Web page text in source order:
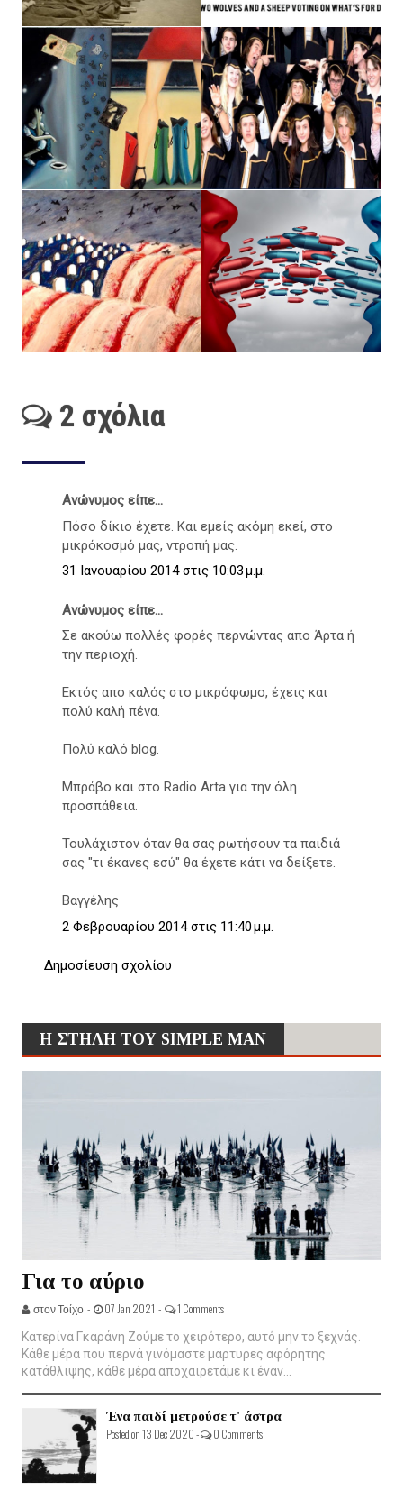
2 σχόλια
Ανώνυμος είπε...
Πόσο δίκιο έχετε. Και εμείς ακόμη εκεί, στο
μικρόκοσμό μας, ντροπή μας.
31 Ιανουαρίου 2014 στις 10:03 μ.μ.
Ανώνυμος είπε...
Σε ακούω πολλές φορές περνώντας απο Άρτα ή
την περιοχή.
Εκτός απο καλός στο μικρόφωμο, έχεις και
πολύ καλή πένα.
Πολύ καλό blog.
Μπράβο και στο Radio Arta για την όλη
προσπάθεια.
Τουλάχιστον όταν θα σας ρωτήσουν τα παιδιά
σας "τι έκανες εσύ" θα έχετε κάτι να δείξετε.
Βαγγέλης
2 Φεβρουαρίου 2014 στις 11:40 μ.μ.
Δημοσίευση σχολίου
Η ΣΤΗΛΗ ΤΟΥ SIMPLE MAN
Για το αύριο
στον Τοίχο - 07 Jan 2021 - 1 Comments
Κατερίνα Γκαράνη Ζούμε το χειρότερο, αυτό μην το ξεχνάς.
Κάθε μέρα που περνά γινόμαστε μάρτυρες αφόρητης
κατάθλιψης, κάθε μέρα αποχαιρετάμε κι έναν...
Ένα παιδί μετρούσε τ' άστρα
Posted on 13 Dec 2020 - 0 Comments